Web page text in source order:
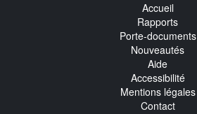
Accueil
Rapports
Porte-documents
Nouveautés
Aide
Accessibilité
Mentions légales
Contact